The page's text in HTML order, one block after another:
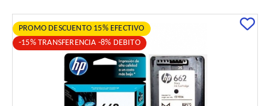
PROMO DESCUENTO 15% EFECTIVO
-15% TRANSFERENCIA -8% DEBITO